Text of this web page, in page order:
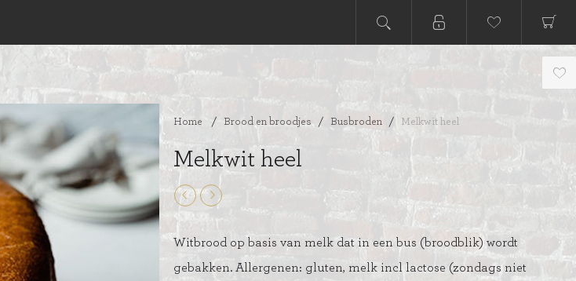
Home / Brood en broodjes / Busbroden / Melkwit heel
Melkwit heel
Witbrood op basis van melk dat in een bus (broodblik) wordt
gebakken. Allergenen: gluten, melk incl lactose (zondags niet